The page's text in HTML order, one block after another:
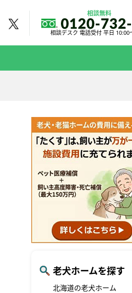
相談無料
相談デスク 電話受付 平日 10:00
老犬ホームを探す
北海道の老犬ホーム